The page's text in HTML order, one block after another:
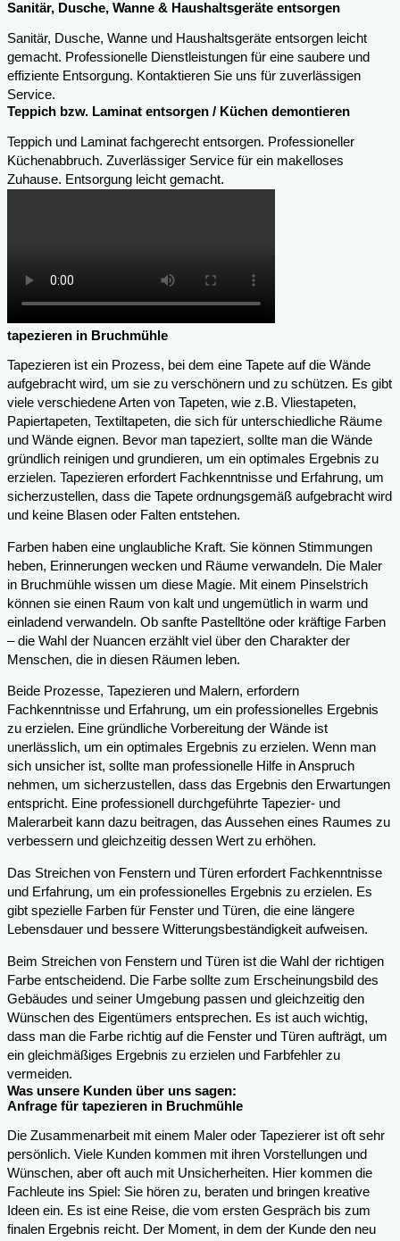
Sanitär, Dusche, Wanne & Haushaltsgeräte entsorgen
Sanitär, Dusche, Wanne und Haushaltsgeräte entsorgen leicht
gemacht. Professionelle Dienstleistungen für eine saubere und
effiziente Entsorgung. Kontaktieren Sie uns für zuverlässigen
Service.
Teppich bzw. Laminat entsorgen / Küchen demontieren
Teppich und Laminat fachgerecht entsorgen. Professioneller
Küchenabbruch. Zuverlässiger Service für ein makelloses
Zuhause. Entsorgung leicht gemacht.
tapezieren in Bruchmühle
Tapezieren ist ein Prozess, bei dem eine Tapete auf die Wände
aufgebracht wird, um sie zu verschönern und zu schützen. Es gibt
viele verschiedene Arten von Tapeten, wie z.B. Vliestapeten,
Papiertapeten, Textiltapeten, die sich für unterschiedliche Räume
und Wände eignen. Bevor man tapeziert, sollte man die Wände
gründlich reinigen und grundieren, um ein optimales Ergebnis zu
erzielen. Tapezieren erfordert Fachkenntnisse und Erfahrung, um
sicherzustellen, dass die Tapete ordnungsgemäß aufgebracht wird
und keine Blasen oder Falten entstehen.
Farben haben eine unglaubliche Kraft. Sie können Stimmungen
heben, Erinnerungen wecken und Räume verwandeln. Die Maler
in Bruchmühle wissen um diese Magie. Mit einem Pinselstrich
können sie einen Raum von kalt und ungemütlich in warm und
einladend verwandeln. Ob sanfte Pastelltöne oder kräftige Farben
– die Wahl der Nuancen erzählt viel über den Charakter der
Menschen, die in diesen Räumen leben.
Beide Prozesse, Tapezieren und Malern, erfordern
Fachkenntnisse und Erfahrung, um ein professionelles Ergebnis
zu erzielen. Eine gründliche Vorbereitung der Wände ist
unerlässlich, um ein optimales Ergebnis zu erzielen. Wenn man
sich unsicher ist, sollte man professionelle Hilfe in Anspruch
nehmen, um sicherzustellen, dass das Ergebnis den Erwartungen
entspricht. Eine professionell durchgeführte Tapezier- und
Malerarbeit kann dazu beitragen, das Aussehen eines Raumes zu
verbessern und gleichzeitig dessen Wert zu erhöhen.
Das Streichen von Fenstern und Türen erfordert Fachkenntnisse
und Erfahrung, um ein professionelles Ergebnis zu erzielen. Es
gibt spezielle Farben für Fenster und Türen, die eine längere
Lebensdauer und bessere Witterungsbeständigkeit aufweisen.
Beim Streichen von Fenstern und Türen ist die Wahl der richtigen
Farbe entscheidend. Die Farbe sollte zum Erscheinungsbild des
Gebäudes und seiner Umgebung passen und gleichzeitig den
Wünschen des Eigentümers entsprechen. Es ist auch wichtig,
dass man die Farbe richtig auf die Fenster und Türen aufträgt, um
ein gleichmäßiges Ergebnis zu erzielen und Farbfehler zu
vermeiden.
Was unsere Kunden über uns sagen:
Anfrage für tapezieren in Bruchmühle
Die Zusammenarbeit mit einem Maler oder Tapezierer ist oft sehr
persönlich. Viele Kunden kommen mit ihren Vorstellungen und
Wünschen, aber oft auch mit Unsicherheiten. Hier kommen die
Fachleute ins Spiel: Sie hören zu, beraten und bringen kreative
Ideen ein. Es ist eine Reise, die vom ersten Gespräch bis zum
finalen Ergebnis reicht. Der Moment, in dem der Kunde den neu